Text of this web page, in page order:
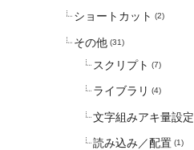
ショートカット (2)
その他 (31)
スクリプト (7)
ライブラリ (4)
文字組みアキ量設定
読み込み／配置 (1)